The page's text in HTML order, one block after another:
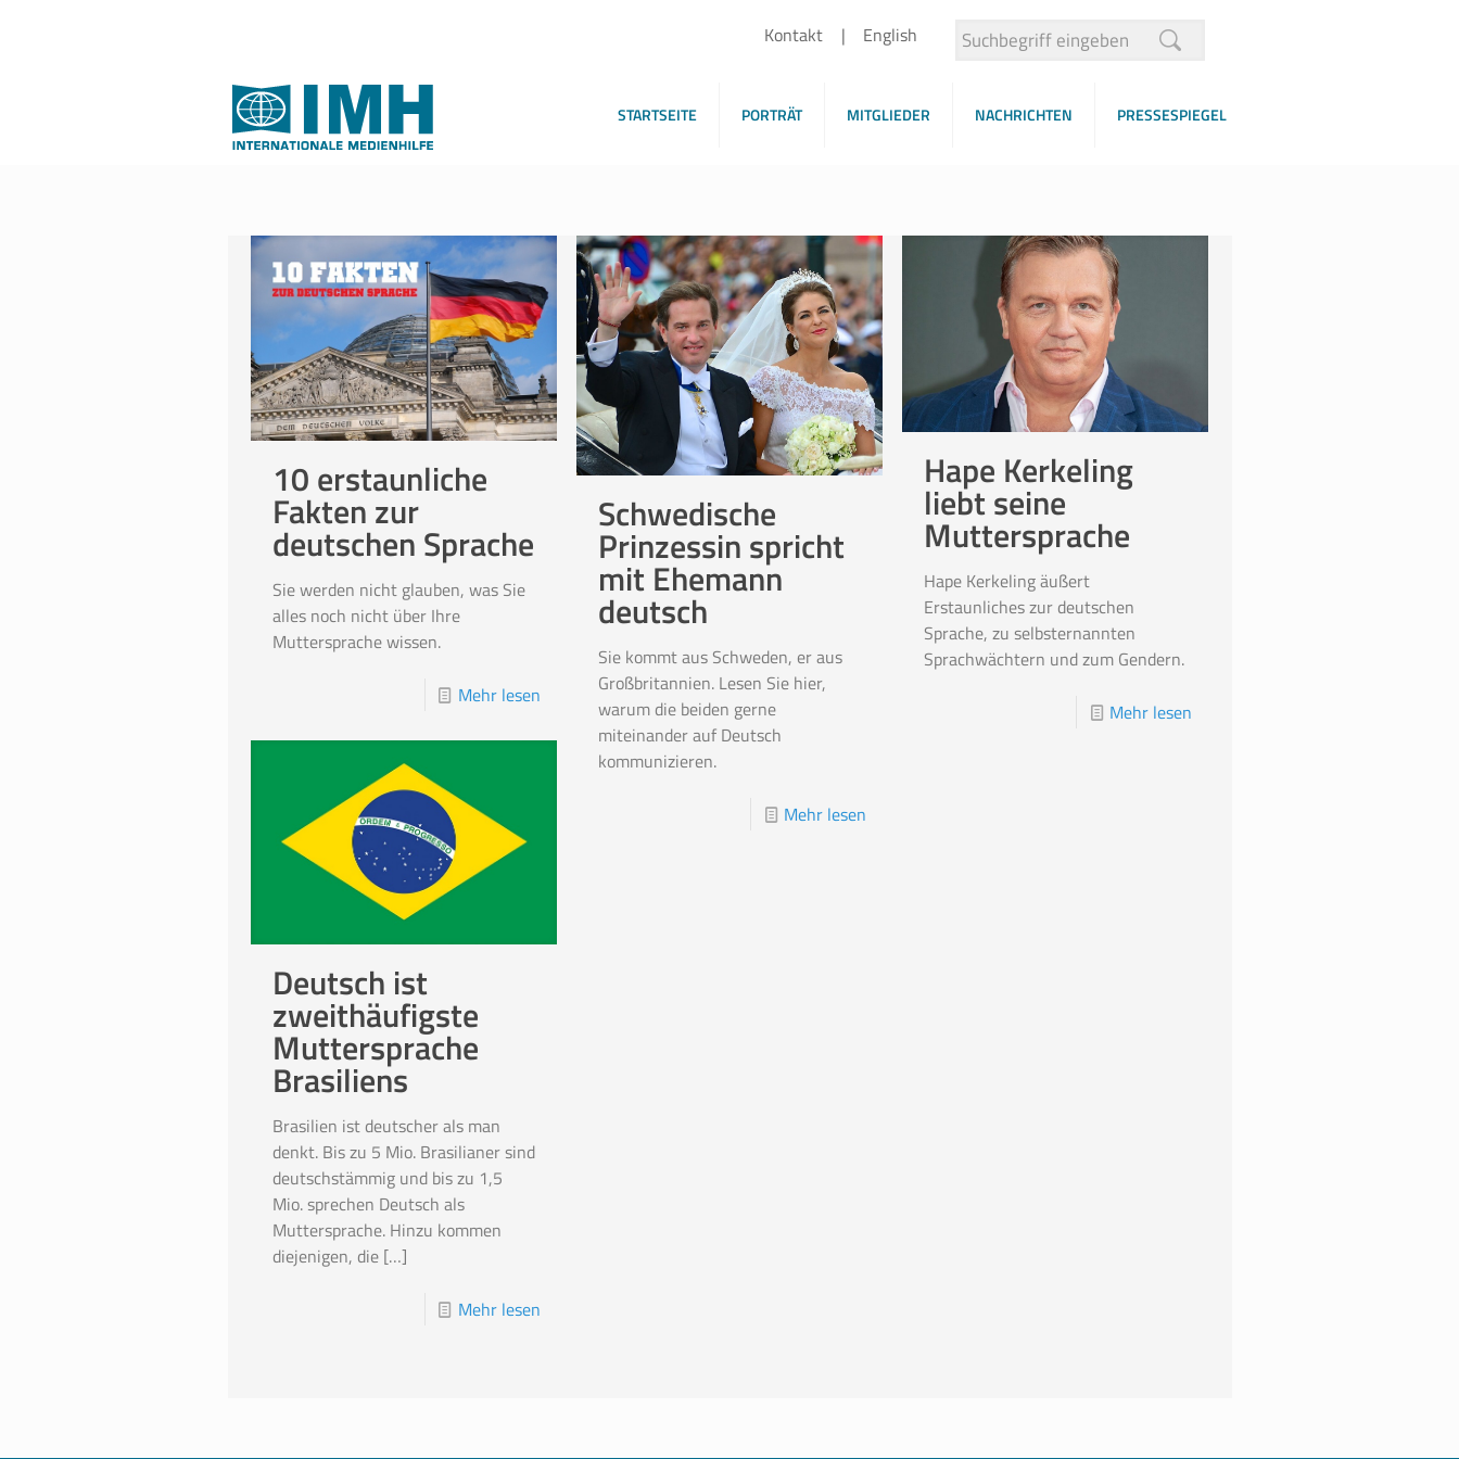
Kontakt English
STARTSEITE PORTRÄT MITGLIEDER NACHRICHTEN PRESSESPIEGEL
10 erstaunliche
Fakten zur
deutschen Sprache
Sie werden nicht glauben, was Sie
alles noch nicht über Ihre
Muttersprache wissen.
Mehr lesen
Schwedische
Prinzessin spricht
mit Ehemann
deutsch
Sie kommt aus Schweden, er aus
Großbritannien. Lesen Sie hier,
warum die beiden gerne
miteinander auf Deutsch
kommunizieren.
Mehr lesen
Hape Kerkeling
liebt seine
Muttersprache
Hape Kerkeling äußert
Erstaunliches zur deutschen
Sprache, zu selbsternannten
Sprachwächtern und zum Gendern.
Mehr lesen
Deutsch ist
zweithäufigste
Muttersprache
Brasiliens
Brasilien ist deutscher als man
denkt. Bis zu 5 Mio. Brasilianer sind
deutschstämmig und bis zu 1,5
Mio. sprechen Deutsch als
Muttersprache. Hinzu kommen
diejenigen, die[…]
Mehr lesen